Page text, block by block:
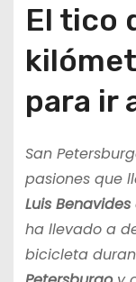
El tico
para ir
San
pasiones que
Luis Benavides
ha llevado a
bicicleta